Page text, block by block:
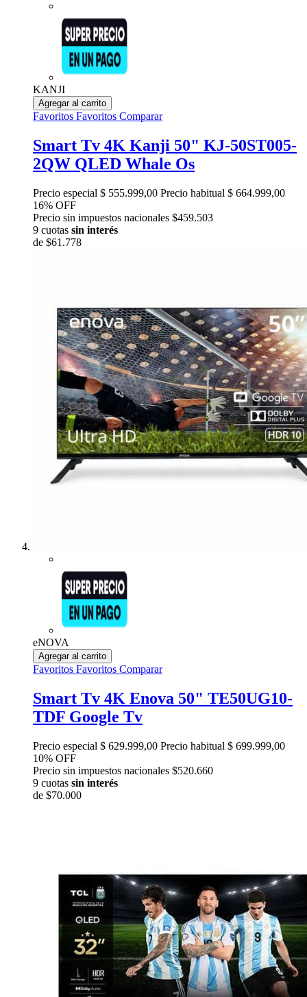
KANJI
Agregar al carrito
Favoritos Favoritos Comparar
Smart Tv 4K Kanji 50" KJ-50ST005-
2QW QLED Whale Os
Precio especial $ 555.999,00 Precio habitual $ 664.999,00
16% OFF
Precio sin impuestos nacionales $459.503
9 cuotas sin interés
de $61.778
eNOVA
Agregar al carrito
Favoritos Favoritos Comparar
Smart Tv 4K Enova 50" TE50UG10-
TDF Google Tv
Precio especial $ 629.999,00 Precio habitual $ 699.999,00
10% OFF
Precio sin impuestos nacionales $520.660
9 cuotas sin interés
de $70.000